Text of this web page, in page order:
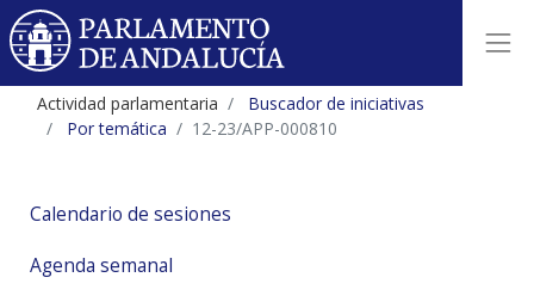
Actividad parlamentaria
Buscador de iniciativas
Por temática
12-23/APP-000810
Calendario de sesiones
Agenda semanal